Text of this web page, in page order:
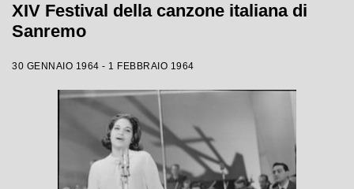
XIV Festival della canzone italiana di
Sanremo
30 GENNAIO 1964 - 1 FEBBRAIO 1964